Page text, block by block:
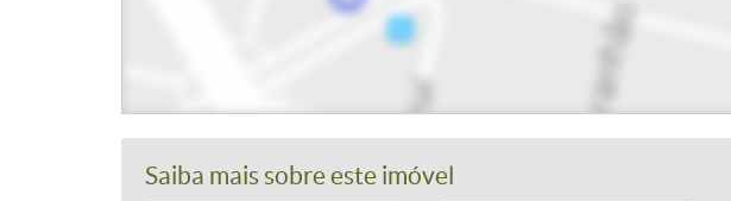
Saiba mais sobre este imóvel